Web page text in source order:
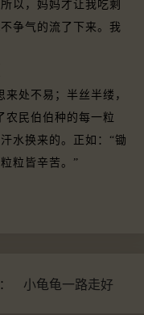
以，妈妈才让我吃剩
争气的流了下来。我
处不易；半丝半缕，
农民伯伯种的每一粒
水换来的。正如：“锄
粒粒皆辛苦。”
小龟龟一路走好